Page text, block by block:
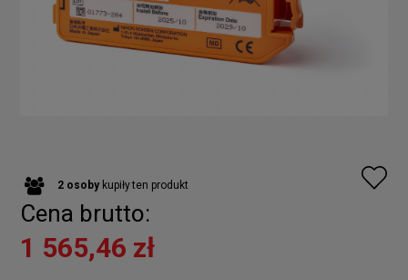
2 osoby kupiłyten produkt
Cena brutto:
1 565,46 zł